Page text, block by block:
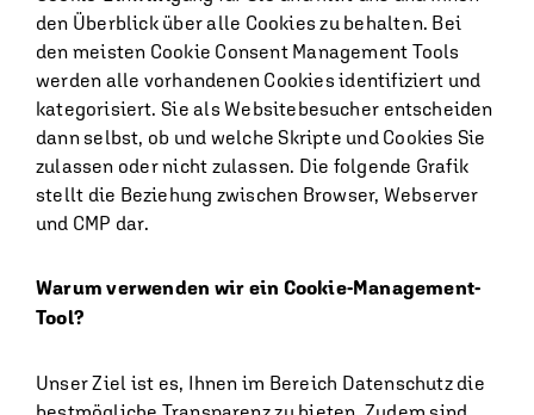
den Überblick über alle Cookies zu behalten. Bei
den meisten Cookie Consent Management Tools
werden alle vorhandenen Cookies identifiziert und
kategorisiert. Sie als Websitebesucher entscheiden
dann selbst, ob und welche Skripte und Cookies Sie
zulassen oder nicht zulassen. Die folgende Grafik
stellt die Beziehung zwischen Browser, Webserver
und CMP dar.
Warum verwenden wir ein Cookie-Management-
Tool?
Unser Ziel ist es, Ihnen im Bereich Datenschutz die